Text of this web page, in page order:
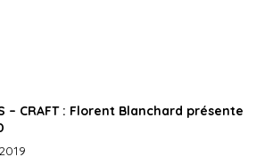
– CRAFT : Florent Blanchard présente